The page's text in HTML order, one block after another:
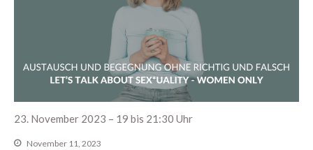
Februar 2026
Januar 2026
Dezember 2025
November 2025
Oktober 2025
September 2025
23. November 2023 – 19 bis 21:30 Uhr
November 11, 2023